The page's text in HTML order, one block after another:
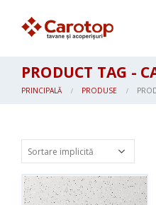
PRODUCT TAG -
PRINCIPALĂ PRODUSE